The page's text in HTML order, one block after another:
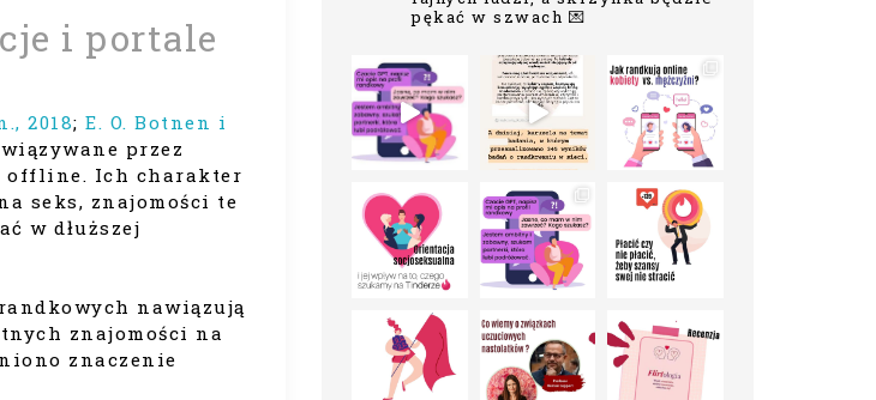
i portale
2018; E. O. Botnen i
przez
offline. Ich charakter
seks, znajomości te
w dłuższej
nawiązują
znajomości na
znaczenie
pękać w szwach 💌